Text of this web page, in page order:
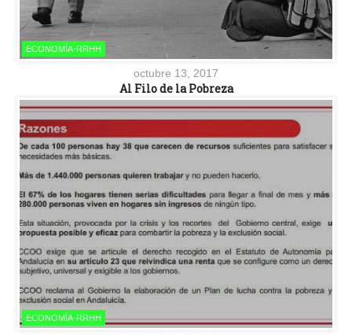
ECONOMÍA-RRHH
octubre 13, 2017
Al Filo de la Pobreza
ECONOMÍA-RRHH